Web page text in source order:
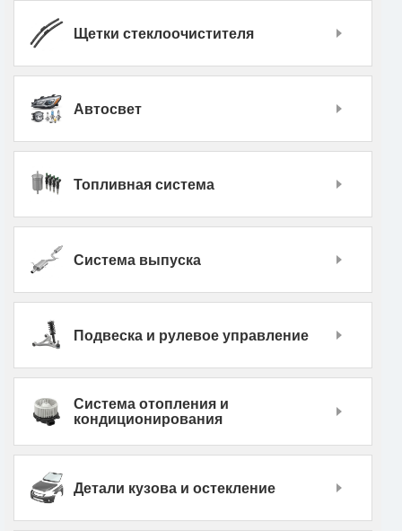
Щетки стеклоочистителя
Автосвет
Топливная система
Система выпуска
Подвеска и рулевое управление
Система отопления и
кондиционирования
Детали кузова и остекление